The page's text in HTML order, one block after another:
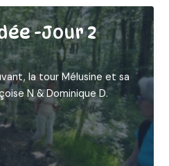
-Jour 2
la tour Mélusine et sa
N & Dominique D.